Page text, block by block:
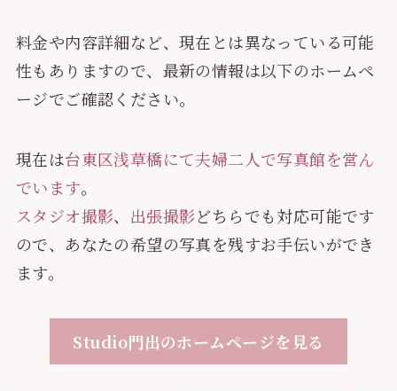
料金や内容詳細など、現在とは異なっている可能
性もありますので、最新の情報は以下のホームペ
ージでご確認ください。
現在は台東区浅草橋にて夫婦二人で写真館を営ん
でいます。
スタジオ撮影、 出張撮影どちらでも対応可能です
ので、あなたの希望の写真を残すお手伝いができ
ます。
Studio門出のホームページを見る